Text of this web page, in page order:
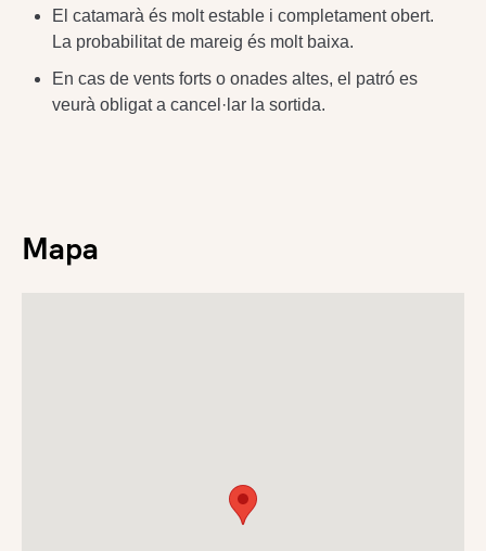
El catamarà és molt estable i completament obert.
La probabilitat de mareig és molt baixa.
En cas de vents forts o onades altes, el patró es
veurà obligat a cancel·lar la sortida.
Mapa